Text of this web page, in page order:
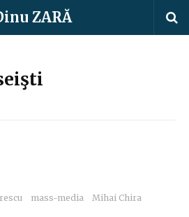
ZARĂ
mass-media
Mihai Chira